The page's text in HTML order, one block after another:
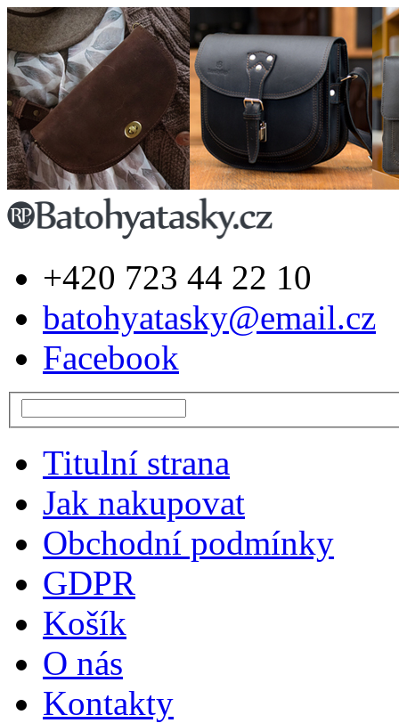
+420 723 44 22 10
batohyatasky@email.cz
Facebook
Titulní strana
Jak nakupovat
Obchodní podmínky
GDPR
Košík
O nás
Kontakty